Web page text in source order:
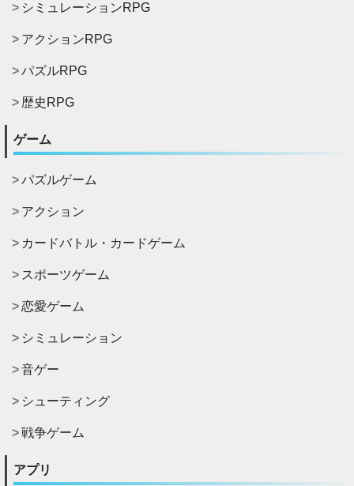
シミュレーションRPG
アクションRPG
パズルRPG
歴史RPG
ゲーム
パズルゲーム
アクション
カードバトル・カードゲーム
スポーツゲーム
恋愛ゲーム
シミュレーション
音ゲー
シューティング
戦争ゲーム
アプリ